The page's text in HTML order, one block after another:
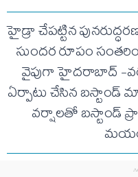
హైడ్రా చేపట్టిన
సుందర రూపం
వైపుగా హైదరాబాద్ -
ఏర్పాటు చేసిన బస్టాండ్
వర్షాలతో బస్టాండ్